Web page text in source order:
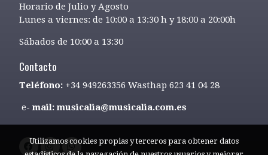
Horario de Julio y Agosto
Lunes a viernes: de 10:00 a 13:30 h y 18:00 a 20:00h
Sábados de 10:00 a 13:30
Contacto
Teléfono: +34 949263356 Wasthap 623 41 04 28
e-mail: musicalia@musicalia.com.es
Utilizamos cookies propias y terceros para obtener datos